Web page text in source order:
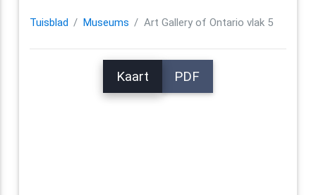
Tuisblad Museums Art Gallery of Ontario vlak 5
Kaart PDF